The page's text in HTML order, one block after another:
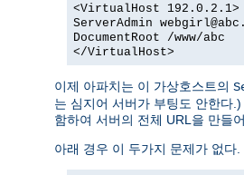
<VirtualHost 192.0.2.1>
ServerAdmin
DocumentRoot /www/abc
</VirtualHost>
이제 아파치는 이 가상호스트의
는 심지어 서버가 부팅도 안한다
함하여 서버의 전체 URL을 만들
아래 경우 이 두가지 문제가 없다.